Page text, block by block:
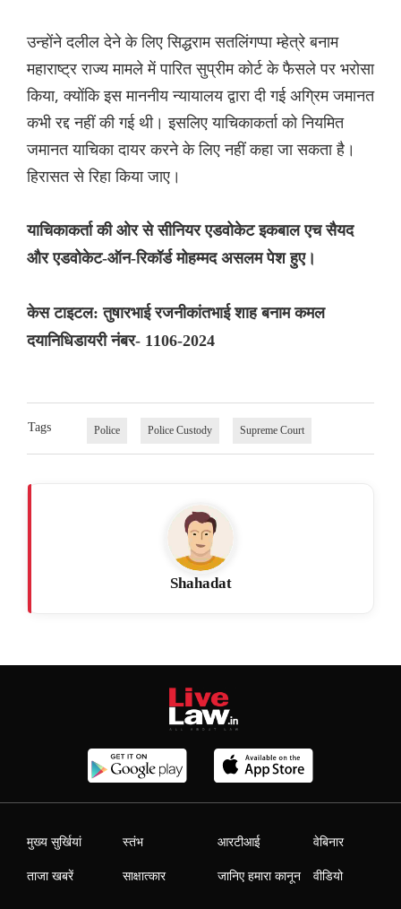
उन्होंने दलील देने के लिए सिद्धराम सतलिंगप्पा म्हेत्रे बनाम
महाराष्ट्र राज्य मामले में पारित सुप्रीम कोर्ट के फैसले पर भरोसा
किया, क्योंकि इस माननीय न्यायालय द्वारा दी गई अग्रिम जमानत
कभी रद्द नहीं की गई थी। इसलिए याचिकाकर्ता को नियमित
जमानत याचिका दायर करने के लिए नहीं कहा जा सकता है।
हिरासत से रिहा किया जाए।
याचिकाकर्ता की ओर से सीनियर एडवोकेट इकबाल एच सैयद
और एडवोकेट-ऑन-रिकॉर्ड मोहम्मद असलम पेश हुए।
केस टाइटल: तुषारभाई रजनीकांतभाई शाह बनाम कमल
दयानिधिडायरी नंबर- 1106-2024
Tags Police Police Custody Supreme Court
Shahadat
मुख्य सुर्खियां
ताजा खबरें
स्तंभ
साक्षात्कार
आरटीआई
जानिए हमारा कानून
वेबिनार
वीडियो